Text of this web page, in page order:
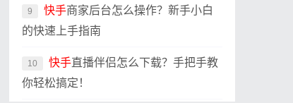
9 快手商家后台怎么操作？新手小白
的快速上手指南
10 快手直播伴侣怎么下载？手把手教
你轻松搞定！